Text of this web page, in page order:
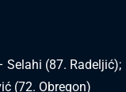
Selahi (87. Radeljić);
(72. Obregon)